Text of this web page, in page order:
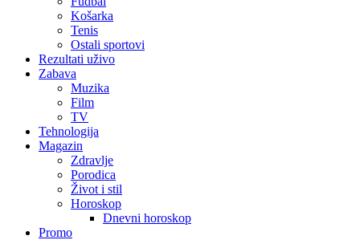
Košarka
Tenis
Ostali sportovi
Rezultati uživo
Zabava
Muzika
Film
TV
Tehnologija
Magazin
Zdravlje
Porodica
Život i stil
Horoskop
Dnevni horoskop
Promo